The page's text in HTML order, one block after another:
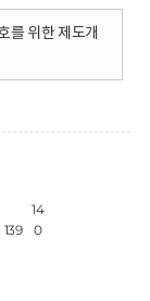
를 위한 제도개
139
14
0